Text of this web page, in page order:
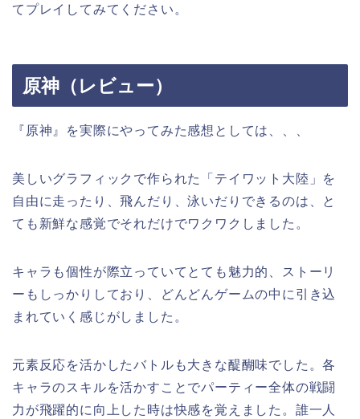
てプレイしてみてください。
原神（レビュー）
『原神』を実際にやってみた感想としては、、、
美しいグラフィックで作られた「テイワット大陸」を
自由に走ったり、飛んだり、泳いだりできるのは、と
ても新鮮な感覚でそれだけでワクワクしました。
キャラも個性が際立っていてとても魅力的、ストーリ
ーもしっかりしており、どんどんゲームの中に引き込
まれていく感じがしました。
元素反応を活かしたバトルも大きな醍醐味でした。各
キャラのスキルを活かすことでパーティー全体の戦闘
力が飛躍的に向上した時は快感を覚えました。誰一人